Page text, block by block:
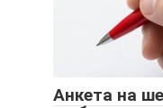
Анкета на